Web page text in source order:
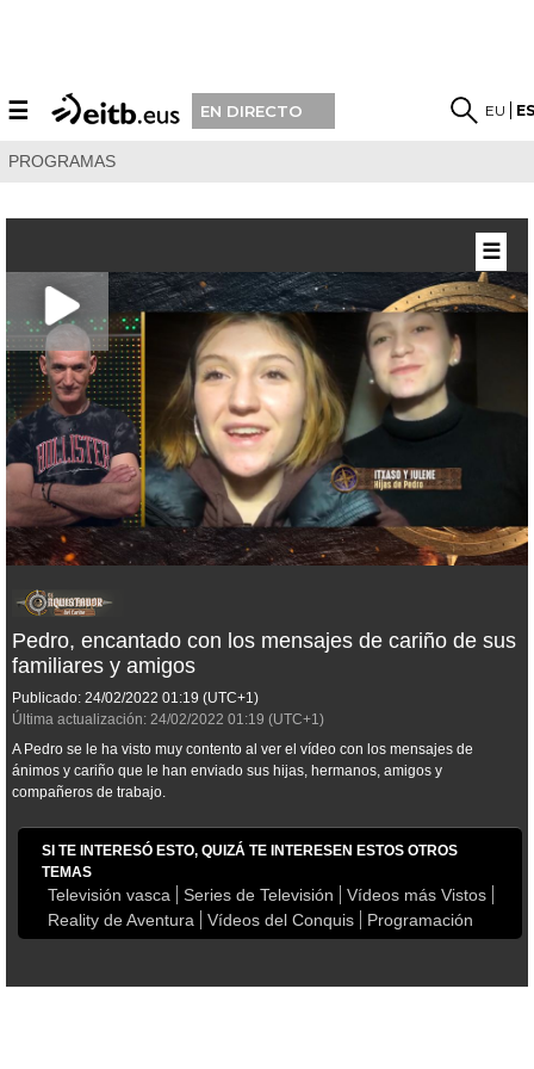
☰ EN DIRECTO EU
PROGRAMAS
Pedro, encantado con los mensajes de cariño de sus
familiares y amigos
Publicado: 24/02/2022 01:19 (UTC+1)
Última actualización: 24/02/2022 01:19 (UTC+1)
A Pedro se le ha visto muy contento al ver el vídeo con los mensajes de
ánimos y cariño que le han enviado sus hijas, hermanos, amigos y
compañeros de trabajo.
SI TE INTERESÓ ESTO, QUIZÁ TE INTERESEN ESTOS OTROS
TEMAS
Televisión vasca Series de Televisión
Vídeos más Vistos
Reality de Aventura
Vídeos del Conquis Programación
☰